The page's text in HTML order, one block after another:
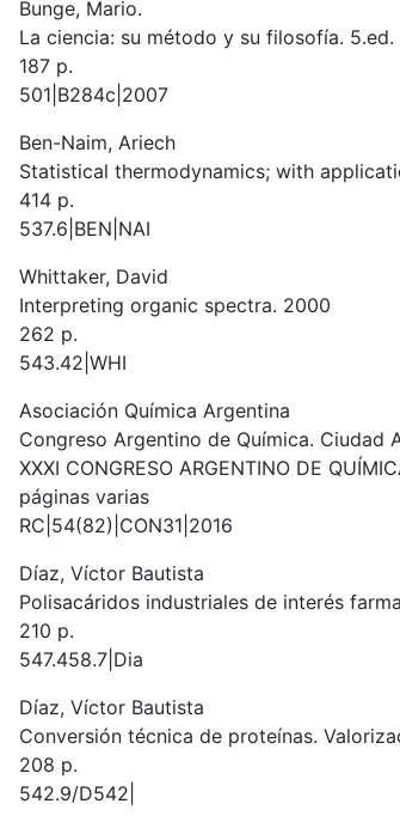
Bunge, Mario.
La ciencia: su método y su filosofía.
187 p.
501|B284c|2007
Ben-Naim, Ariech
Statistical thermodynamics; with
414 p.
537.6|BEN|NAI
Whittaker, David
Interpreting organic spectra. 2000
262 p.
543.42|WHI
Asociación Química Argentina
Congreso Argentino de Química. Ciudad
XXXI CONGRESO ARGENTINO DE
páginas varias
RC|54(82)|CON31|2016
Díaz, Víctor Bautista
Polisacáridos industriales de interés
210 p.
547.458.7|Dia
Díaz, Víctor Bautista
Conversión técnica de proteínas.
208 p.
542.9/D542|